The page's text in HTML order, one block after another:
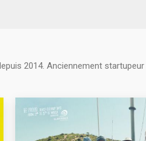
2014. Anciennement